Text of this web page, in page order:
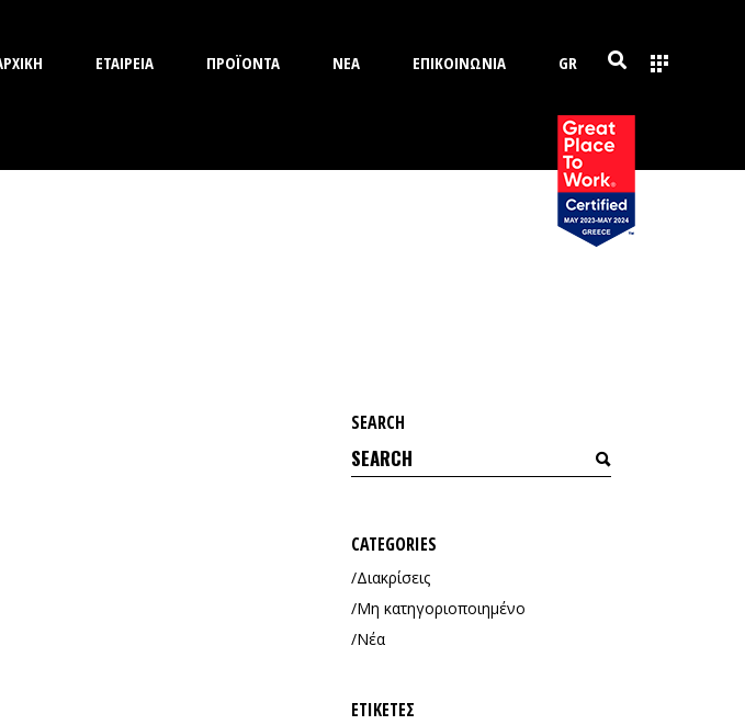
ΕΤΑΙΡΕΙΑ ΠΡΟΪΟΝΤΑ ΝΕΑ ΕΠΙΚΟΙΝΩΝΙΑ GR
SEARCH
Search
for:
CATEGORIES
Διακρίσεις
Μη κατηγοριοποιημένο
Νέα
ΕΤΙΚΈΤΕΣ